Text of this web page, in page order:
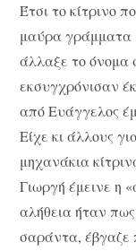
Έτσι το κίτρινο
μαύρα γράμματα
άλλαξε το όνομα
εκσυγχρόνισαν
από Ευάγγελος
Είχε κι άλλους
μηχανάκια
Γιωργή έμεινε η
αλήθεια ήταν
σαράντα, έβγαζε